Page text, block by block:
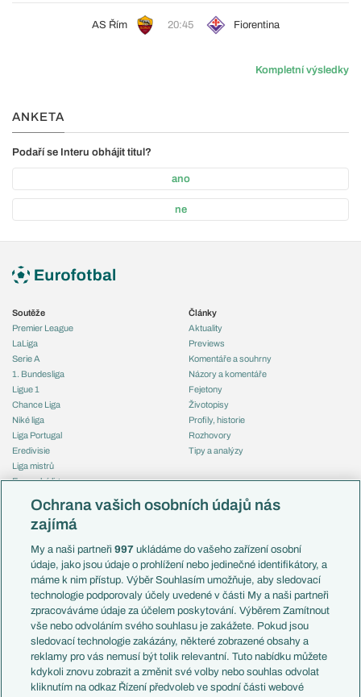
AS Řím 20:45 Fiorentina
Kompletní výsledky
ANKETA
Podaří se Interu obhájit titul?
ano
ne
Soutěže
Premier League
LaLiga
Serie A
1. Bundesliga
Ligue 1
Chance Liga
Niké liga
Liga Portugal
Eredivisie
Liga mistrů
Evropská liga
Mistrovství světa
Liga národů
Témata
Představení týmů MS
EuroSkauting
PL v kostce
Evropské koeficienty
Přestupy
Přestupové spekulace
Zranění
Články
Aktuality
Previews
Komentáře a souhrny
Názory a komentáře
Fejetony
Životopisy
Profily, historie
Rozhovory
Tipy a analýzy
Česko
Francie
Itálie
Německo
Španělsko
Argentina
Brazílie
Přestupy
Zápasy
Livescore
Ochrana vašich osobních údajů nás
zajímá
My a naši partneři997 ukládáme do vašeho zařízení osobní
údaje, jako jsou údaje o prohlížení nebo jedinečné identifikátory, a
máme k nim přístup. Výběr Souhlasím umožňuje, aby sledovací
technologie podporovaly účely uvedené v části My a naši partneři
zpracováváme údaje za účelem poskytování. Výběrem Zamítnout
vše nebo odvoláním svého souhlasu je zakážete. Pokud jsou
sledovací technologie zakázány, některé zobrazené obsahy a
reklamy pro vás nemusí být tolik relevantní. Tuto nabídku můžete
kdykoli znovu zobrazit a změnit své volby nebo souhlas odvolat
kliknutím na odkaz Řízení předvoleb ve spodní části webové